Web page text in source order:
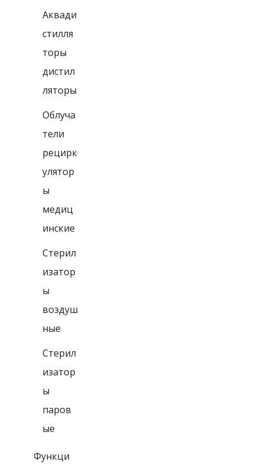
Аквади
стилля
торы
дистил
ляторы
Облуча
тели
рецирк
улятор
ы
медиц
инские
Стерил
изатор
ы
воздуш
ные
Стерил
изатор
ы
паров
ые
Функци